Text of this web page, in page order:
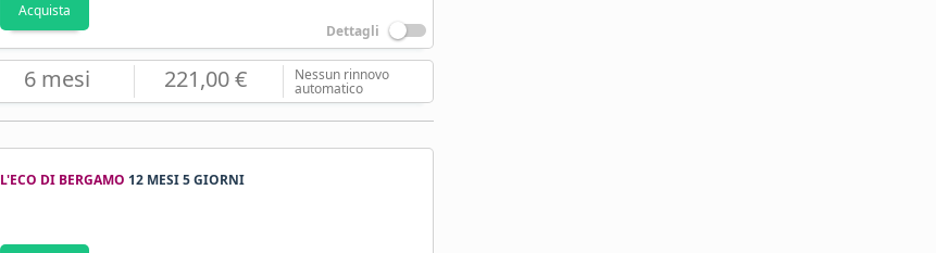
Acquista
Dettagli
6 mesi 221,00 € Nessun rinnovo
automatico
L'ECO DI BERGAMO 12 MESI 5 GIORNI